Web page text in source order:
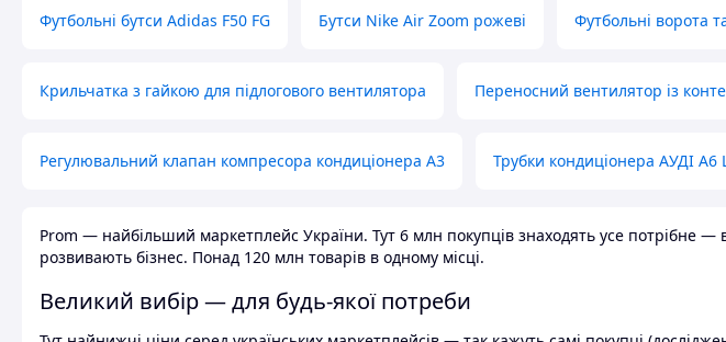
Футбольні бутси Adidas F50 FG Бутси Nike Air Zoom рожеві Футбольні ворота
Крильчатка з гайкою для підлогового вентилятора Переносний вентилятор із
Регулювальний клапан компресора кондиціонера А3 Трубки кондиціонера АУДІ А6
Prom — найбільший маркетплейс України. Тут 6 млн покупців знаходять усе потрібне —
розвивають бізнес. Понад 120 млн товарів в одному місці.
Великий вибір — для будь-якої потреби